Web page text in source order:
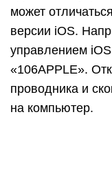
может
версии iOS.
управлением
«106APPLE».
проводника и
на компьютер.